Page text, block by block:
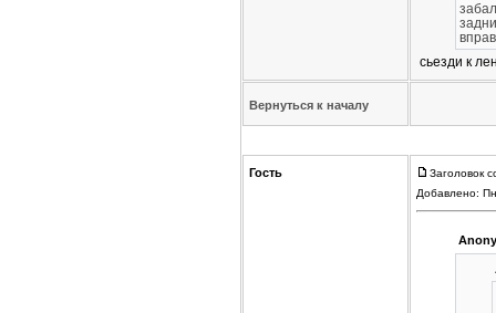
сьезди к
Вернуться к началу
Гость
Заголовок
Добавлено: